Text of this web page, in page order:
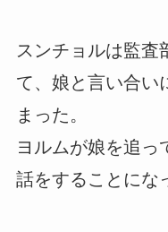
スンチョルは監査
て、娘と言い合い
まった。
ヨルムが娘を追っ
話をすることにな